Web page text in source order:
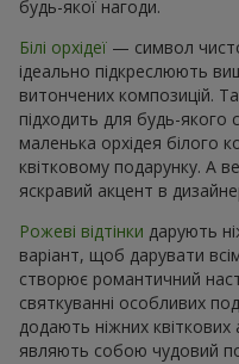
будь-якої нагоди.
Білі орхідеї — символ
ідеально підкреслюють
витончених композицій.
підходить для будь-якого
маленька орхідея білого
квітковому подарунку. А
яскравий акцент в
Рожеві відтінки дарують
варіант, щоб дарувати
створює романтичний
святкуванні особливих
додають ніжних квіткових
являють собою чудовий